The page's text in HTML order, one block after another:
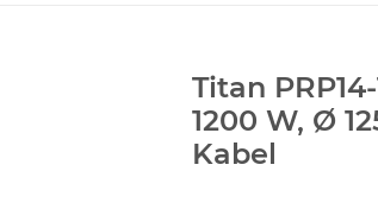
Titan
1200 W, Ø
Kabel